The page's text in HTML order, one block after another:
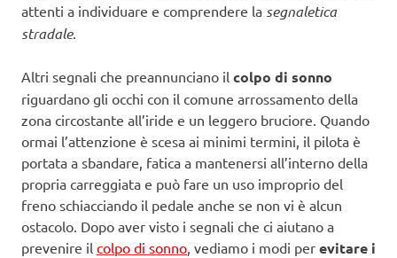
attenti a individuare e comprendere la segnaletica
stradale.
Altri segnali che preannunciano il colpo di sonno
riguardano gli occhi con il comune arrossamento della
zona circostante all’iride e un leggero bruciore. Quando
ormai l’attenzione è scesa ai minimi termini, il pilota è
portata a sbandare, fatica a mantenersi all’interno della
propria carreggiata e può fare un uso improprio del
freno schiacciando il pedale anche se non vi è alcun
ostacolo. Dopo aver visto i segnali che ci aiutano a
prevenire il colpo di sonno , vediamo i modi per evitare i